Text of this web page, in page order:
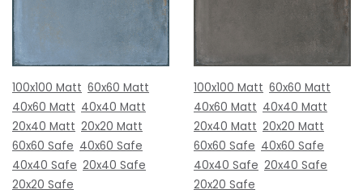
100x100 Matt 60x60 Matt
40x60 Matt 40x40 Matt
20x40 Matt 20x20 Matt
60x60 Safe 40x60 Safe
40x40 Safe 20x40 Safe
20x20 Safe
100x100 Matt 60x60 Matt
40x60 Matt 40x40 Matt
20x40 Matt 20x20 Matt
60x60 Safe 40x60 Safe
40x40 Safe 20x40 Safe
20x20 Safe